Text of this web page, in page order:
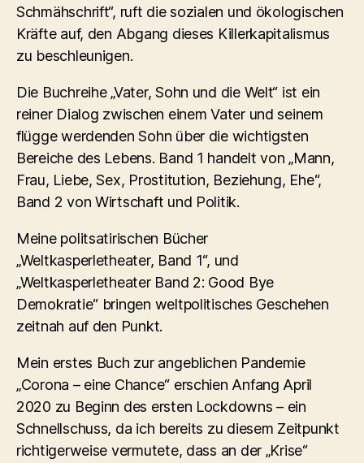
Schmähschrift“, ruft die sozialen und ökologischen
Kräfte auf, den Abgang dieses Killerkapitalismus
zu beschleunigen.
Die Buchreihe „Vater, Sohn und die Welt“ ist ein
reiner Dialog zwischen einem Vater und seinem
flügge werdenden Sohn über die wichtigsten
Bereiche des Lebens. Band 1 handelt von „Mann,
Frau, Liebe, Sex, Prostitution, Beziehung, Ehe“,
Band 2 von Wirtschaft und Politik.
Meine politsatirischen Bücher
„Weltkasperletheater, Band 1“, und
„Weltkasperletheater Band 2: Good Bye
Demokratie“ bringen weltpolitisches Geschehen
zeitnah auf den Punkt.
Mein erstes Buch zur angeblichen Pandemie
„Corona – eine Chance“ erschien Anfang April
2020 zu Beginn des ersten Lockdowns – ein
Schnellschuss, da ich bereits zu diesem Zeitpunkt
richtigerweise vermutete, dass an der „Krise“